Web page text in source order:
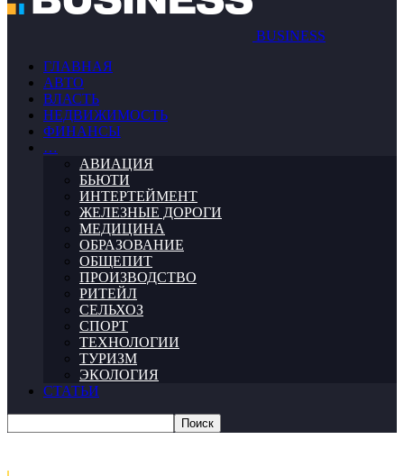
BUSINESS
ГЛАВНАЯ
АВТО
ВЛАСТЬ
НЕДВИЖИМОСТЬ
ФИНАНСЫ
…
АВИАЦИЯ
БЬЮТИ
ИНТЕРТЕЙМЕНТ
ЖЕЛЕЗНЫЕ ДОРОГИ
МЕДИЦИНА
ОБРАЗОВАНИЕ
ОБЩЕПИТ
ПРОИЗВОДСТВО
РИТЕЙЛ
СЕЛЬХОЗ
СПОРТ
ТЕХНОЛОГИИ
ТУРИЗМ
ЭКОЛОГИЯ
СТАТЬИ